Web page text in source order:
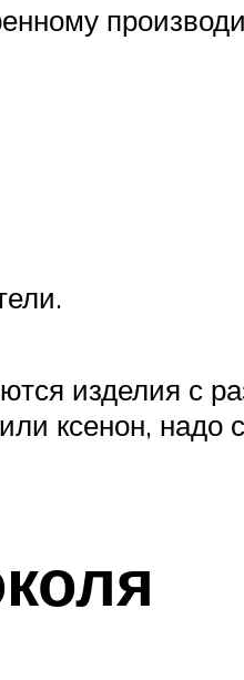
изделия с
ксенон,